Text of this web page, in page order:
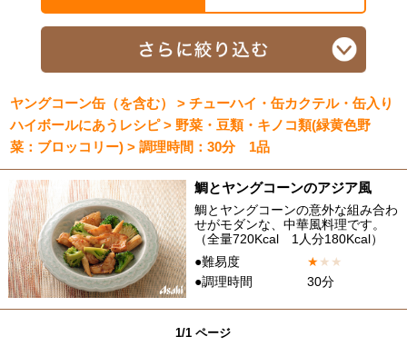
ヤングコーン缶（を含む） > チューハイ・缶カクテル・缶入り
ハイボールにあうレシピ > 野菜・豆類・キノコ類(緑黄色野
菜：ブロッコリー) > 調理時間：30分 1品
鯛とヤングコーンのアジア風
鯛とヤングコーンの意外な組み合わ
せがモダンな、中華風料理です。
（全量720Kcal 1人分180Kcal）
●難易度
★★ ★
●調理時間
30分
1/1 ページ